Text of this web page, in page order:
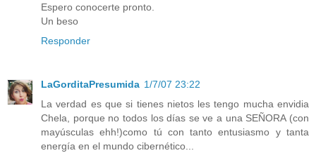
Espero conocerte pronto.
Un beso
Responder
LaGorditaPresumida 1/7/07 23:22
La verdad es que si tienes nietos les tengo mucha envidia
Chela, porque no todos los días se ve a una SEÑORA (con
mayúsculas ehh!)como tú con tanto entusiasmo y tanta
energía en el mundo cibernético...